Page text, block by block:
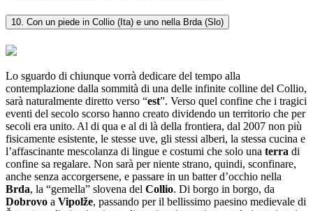
10. Con un piede in Collio (Ita) e uno nella Brda (Slo)
Lo sguardo di chiunque vorrà dedicare del tempo alla
contemplazione dalla sommità di una delle infinite colline del Collio,
sarà naturalmente diretto verso “est”. Verso quel confine che i tragici
eventi del secolo scorso hanno creato dividendo un territorio che per
secoli era unito. Al di qua e al di là della frontiera, dal 2007 non più
fisicamente esistente, le stesse uve, gli stessi alberi, la stessa cucina e
l’affascinante mescolanza di lingue e costumi che solo una terra di
confine sa regalare. Non sarà per niente strano, quindi, sconfinare,
anche senza accorgersene, e passare in un batter d’occhio nella
Brda, la “gemella” slovena del Collio. Di borgo in borgo, da
Dobrovo a Vipolže, passando per il bellissimo paesino medievale di